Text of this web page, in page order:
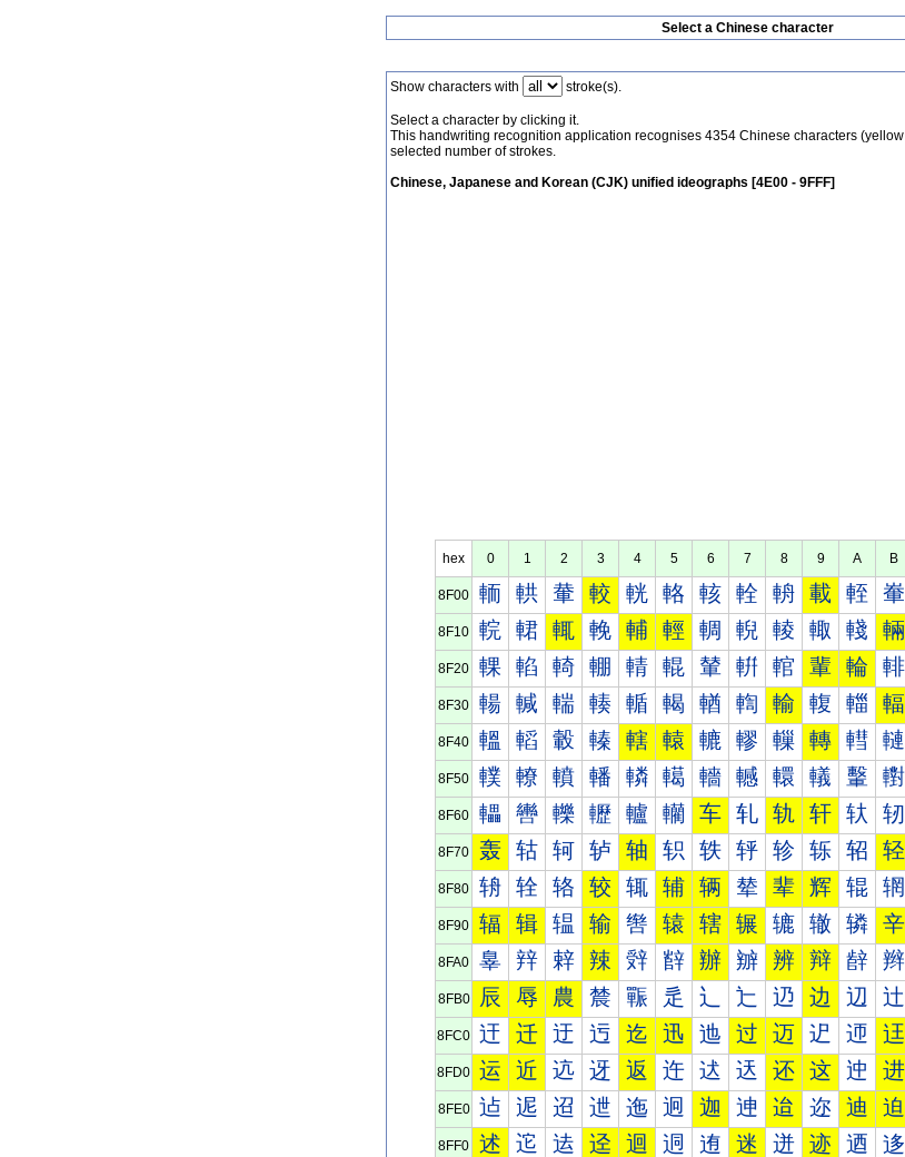
Select a Chinese character
Show characters with stroke(s).
Select a character by clicking it.
This handwriting recognition application recognises 4354 Chinese characters
selected number of strokes.
Chinese, Japanese and Korean (CJK) unified ideographs [4E00 - 9FFF]
hex 0 1 2 3 4 5 6 7 8 9 A B
8F00 輀 輁 輂 較 輄 輅 輆 輇 輈 載 輊 輋
8F10 輐 輑 輒 輓 輔 輕 輖 輗 輘 輙 輚 輛
8F20 輠 輡 輢 輣 輤 輥 輦 輧 輨 輩 輪 輫
8F30 輰 輱 輲 輳 輴 輵 輶 輷 輸 輹 輺 輻
8F40 轀 轁 轂 轃 轄 轅 轆 轇 轈 轉 轊 轋
8F50 轐 轑 轒 轓 轔 轕 轖 轗 轘 轙 轚 轛
8F60 轠 轡 轢 轣 轤 轥 车 轧 轨 轩 轪 轫
8F70 轰 轱 轲 轳 轴 轵 轶 轷 轸 轹 轺 轻
8F80 辀 辁 辂 较 辄 辅 辆 辇 辈 辉 辊 辋
8F90 辐 辑 辒 输 辔 辕 辖 辗 辘 辙 辚 辛
8FA0 辠 辡 辢 辣 辤 辥 辦 辧 辨 辩 辪 辫
8FB0 辰 辱 農 辳 辴 辵 辶 辷 辸 边 辺 辻
8FC0 迀 迁 迂 迃 迄 迅 迆 过 迈 迉 迊 迋
8FD0 运 近 迒 迓 返 迕 迖 迗 还 这 迚 进
8FE0 迠 迡 迢 迣 迤 迥 迦 迧 迨 迩 迪 迫
8FF0 述 迱 迲 迳 迴 迵 迶 迷 迸 迹 迺 迻